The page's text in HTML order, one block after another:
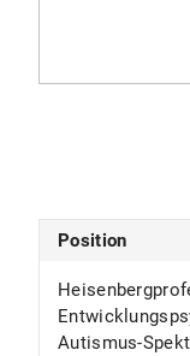
Position
Autismus-